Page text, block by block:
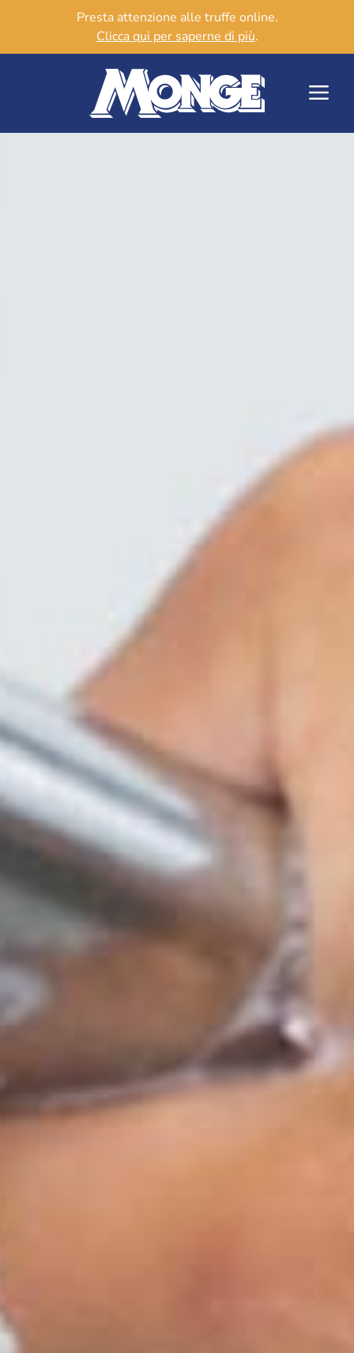
Presta attenzione alle truffe online.
Clicca qui per saperne di più.